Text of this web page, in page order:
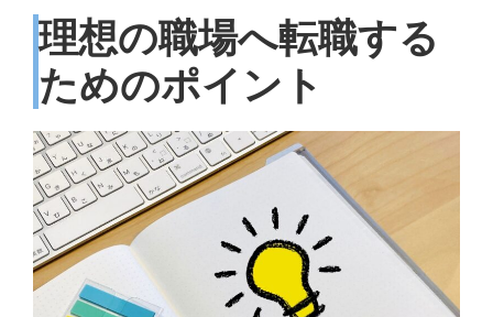
理想の職場へ転職する
ためのポイント